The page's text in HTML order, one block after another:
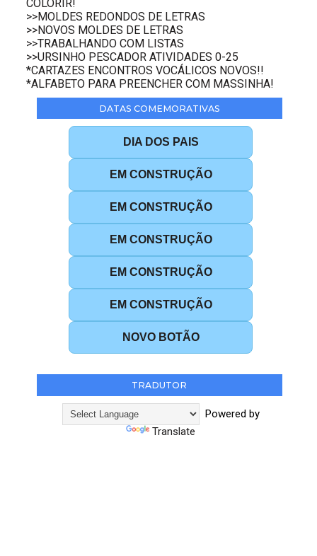
COLORIR!
>>MOLDES REDONDOS DE LETRAS
>>NOVOS MOLDES DE LETRAS
>>TRABALHANDO COM LISTAS
>>URSINHO PESCADOR ATIVIDADES 0-25
*CARTAZES ENCONTROS VOCÁLICOS NOVOS!!
*ALFABETO PARA PREENCHER COM MASSINHA!
DATAS COMEMORATIVAS
DIA DOS PAIS
EM CONSTRUÇÃO
EM CONSTRUÇÃO
EM CONSTRUÇÃO
EM CONSTRUÇÃO
EM CONSTRUÇÃO
NOVO BOTÃO
TRADUTOR
Powered by
Translate